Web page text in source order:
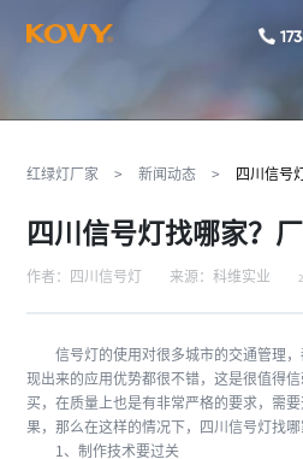
红绿灯厂家 > 新闻动态 > 四川信号
四川信号灯找哪家？
作者：四川信号灯 来源：科维实业
信号灯的使用对很多城市的交通管理，
现出来的应用优势都很不错，这是很值得
买，在质量上也是有非常严格的要求，需
果，那么在这样的情况下，四川信号灯找
1、制作技术要过关